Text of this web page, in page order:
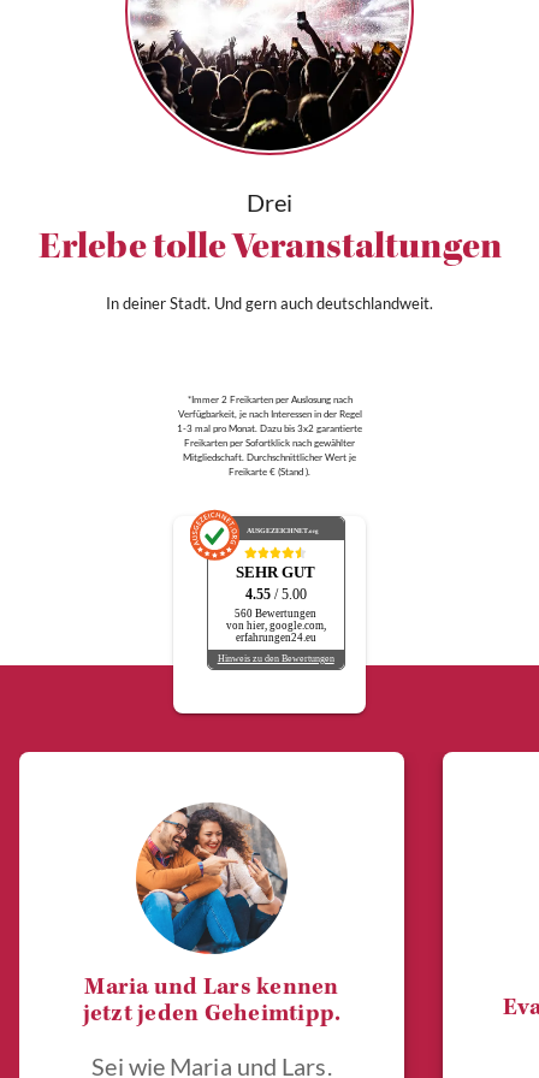
Drei
Erlebe tolle Veranstaltungen
In deiner Stadt. Und gern auch deutschlandweit.
*Immer 2 Freikarten per Auslosung nach
Verfügbarkeit, je nach Interessen in der Regel
1-3 mal pro Monat. Dazu bis 3x2 garantierte
Freikarten per Sofortklick nach gewählter
Mitgliedschaft. Durchschnittlicher Wert je
Freikarte € (Stand ).
AUSGEZEICHNET.org
SEHR GUT
4.55 / 5.00
560 Bewertungen
von hier, google.com,
erfahrungen24.eu
Hinweis zu den Bewertungen
Maria und Lars kennen
jetzt jeden Geheimtipp.
Sei wie Maria und Lars.